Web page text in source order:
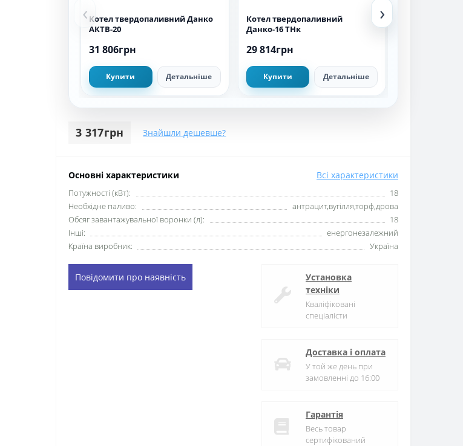
‹ Котел твердопаливний Данко
АКТВ-20
31 806грн
Купити Детальніше
Котел твердопаливний
Данко-16 ТНк
29 814грн
Купити Детальніше
›
3 317грн Знайшли дешевше?
Основні характеристики Всі характеристики
Потужності (кВт):
18
Необхідне паливо:
антрацит,вугілля,торф,дрова
Обсяг завантажувальної воронки (л):
18
Інші:
енергонезалежний
Країна виробник:
Україна
Повідомити про наявність
Установка
техніки
Кваліфіковані
спеціалісти
Доставка і оплата
У той же день при
замовленні до 16:00
Гарантія
Весь товар
сертифікований